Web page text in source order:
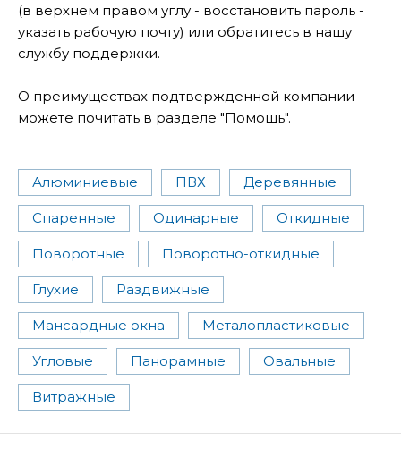
(в верхнем правом углу - восстановить пароль -
указать рабочую почту) или обратитесь в нашу
службу поддержки.
О преимуществах подтвержденной компании
можете почитать в разделе "Помощь".
Алюминиевые ПВХ Деревянные
Спаренные Одинарные Откидные
Поворотные Поворотно-откидные
Глухие Раздвижные
Мансардные окна Металопластиковые
Угловые Панорамные Овальные
Витражные